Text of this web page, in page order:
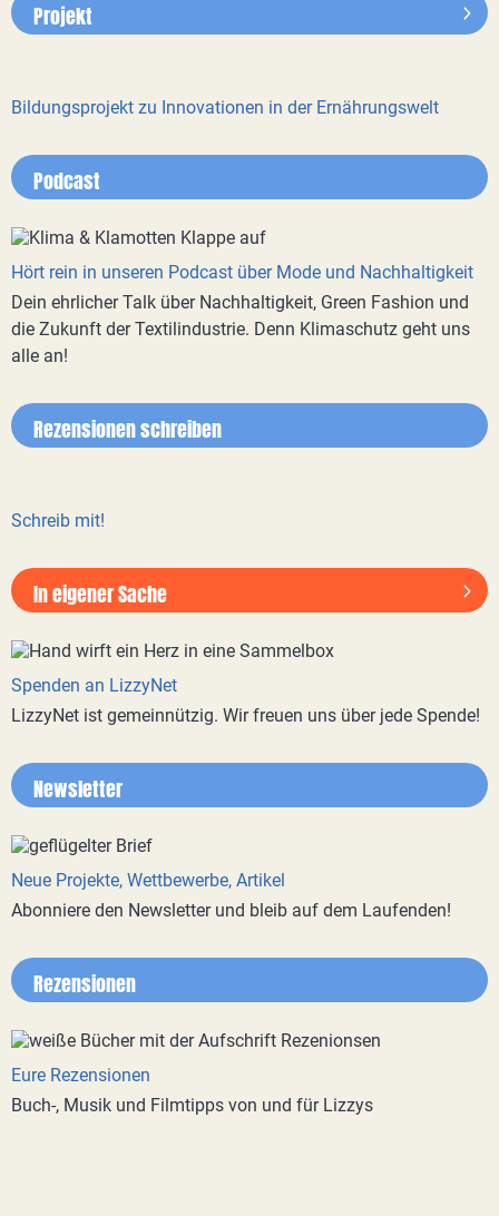
Projekt
Bildungsprojekt zu Innovationen in der Ernährungswelt
Podcast
Hört rein in unseren Podcast über Mode und Nachhaltigkeit
Dein ehrlicher Talk über Nachhaltigkeit, Green Fashion und
die Zukunft der Textilindustrie. Denn Klimaschutz geht uns
alle an!
Rezensionen schreiben
Schreib mit!
In eigener Sache
Spenden an LizzyNet
LizzyNet ist gemeinnützig. Wir freuen uns über jede Spende!
Newsletter
Neue Projekte, Wettbewerbe, Artikel
Abonniere den Newsletter und bleib auf dem Laufenden!
Rezensionen
Eure Rezensionen
Buch-, Musik und Filmtipps von und für Lizzys